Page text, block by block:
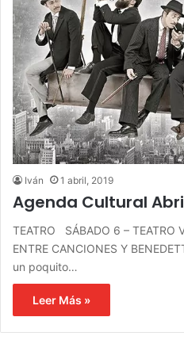
Iván 1 abril, 2019
Agenda Cultural
TEATRO SÁBADO 6 – TEATRO
ENTRE CANCIONES Y
un poquito…
Leer Más »